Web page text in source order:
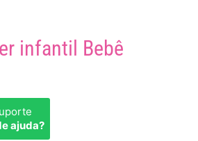
infantil Bebê
ajuda?